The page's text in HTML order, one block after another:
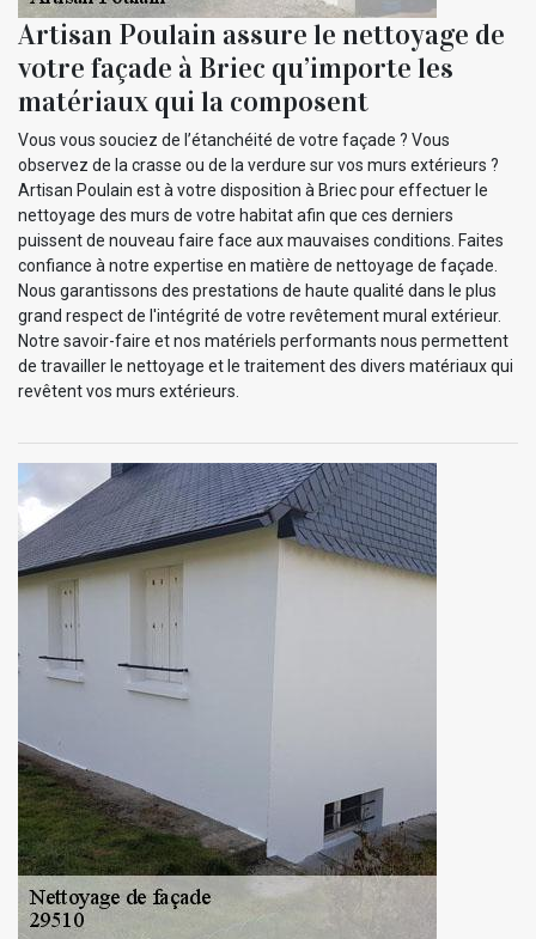
Artisan Poulain assure le nettoyage de
votre façade à Briec qu’importe les
matériaux qui la composent
Vous vous souciez de l’étanchéité de votre façade ? Vous
observez de la crasse ou de la verdure sur vos murs extérieurs ?
Artisan Poulain est à votre disposition à Briec pour effectuer le
nettoyage des murs de votre habitat afin que ces derniers
puissent de nouveau faire face aux mauvaises conditions. Faites
confiance à notre expertise en matière de nettoyage de façade.
Nous garantissons des prestations de haute qualité dans le plus
grand respect de l'intégrité de votre revêtement mural extérieur.
Notre savoir-faire et nos matériels performants nous permettent
de travailler le nettoyage et le traitement des divers matériaux qui
revêtent vos murs extérieurs.